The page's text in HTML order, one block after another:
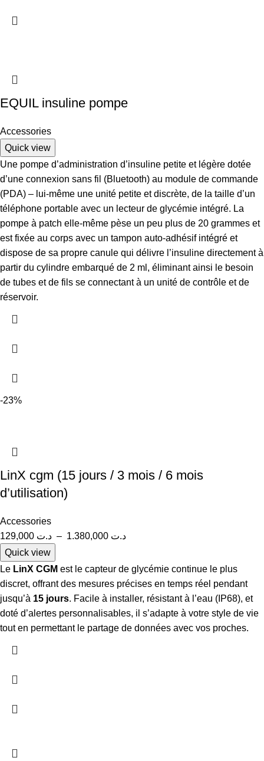
EQUIL insuline pompe
Accessories
Quick view
Une pompe d’administration d’insuline petite et légère dotée
d’une connexion sans fil (Bluetooth) au module de commande
(PDA) – lui-même une unité petite et discrète, de la taille d’un
téléphone portable avec un lecteur de glycémie intégré. La
pompe à patch elle-même pèse un peu plus de 20 grammes et
est fixée au corps avec un tampon auto-adhésif intégré et
dispose de sa propre canule qui délivre l’insuline directement à
partir du cylindre embarqué de 2 ml, éliminant ainsi le besoin
de tubes et de fils se connectant à un unité de contrôle et de
réservoir.
-23%
LinX cgm (15 jours / 3 mois / 6 mois
d’utilisation)
Accessories
د.ت – د.ت
Quick view
Le LinX CGM est le capteur de glycémie continue le plus
discret, offrant des mesures précises en temps réel pendant
jusqu’à 15 jours. Facile à installer, résistant à l’eau (IP68), et
doté d’alertes personnalisables, il s’adapte à votre style de vie
tout en permettant le partage de données avec vos proches.